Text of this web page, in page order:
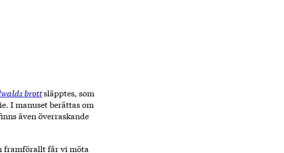
brottsläpptes, som
I manuset berättas om
även överraskande
framförallt får vi möta